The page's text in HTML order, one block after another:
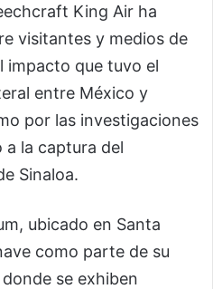
King Air ha
visitantes y medios de
impacto que tuvo el
entre México y
por las investigaciones
la captura del
Sinaloa.
ubicado en Santa
como parte de su
se exhiben